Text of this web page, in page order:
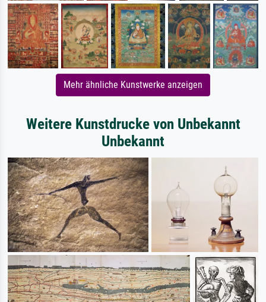
Mehr ähnliche Kunstwerke anzeigen
Weitere Kunstdrucke von Unbekannt
Unbekannt